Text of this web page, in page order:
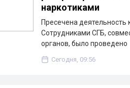
наркотиками
Пресечена
Сотрудниками СГБ,
органов, было проведено
Сегодня, 09:56